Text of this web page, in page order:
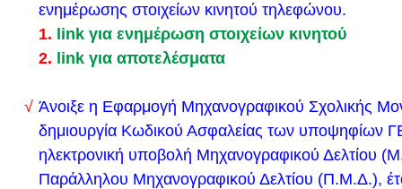
εισαγωγή υποψηφίων στις Σχολές των Ακαδημιών
Ναυτικού
ΣΧΟΛΙΚΟΣ ΕΚΦΟΒΙΣΜΟΣ - ΔΕΝ ΕΙΣΑΙ ΜΟΝΟΣ!
Δείτε εδώ τις αφίσες
Σας γνωστοποιούμε ότι:
ενημέρωσης στοιχείων κινητού τηλεφώνου.
1. link για ενημέρωση στοιχείων κινητού
2. link για αποτελέσματα
Άνοιξε η Εφαρμογή Μηχανογραφικού Σχολικής
δημιουργία Κωδικού Ασφαλείας των υποψηφίων
ηλεκτρονική υποβολή Μηχανογραφικού Δελτίου
Παράλληλου Μηχανογραφικού Δελτίου (Π.Μ.Δ.),